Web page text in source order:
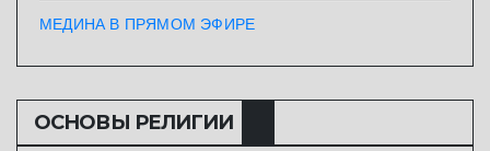
МЕДИНА В ПРЯМОМ ЭФИРЕ
ОСНОВЫ РЕЛИГИИ